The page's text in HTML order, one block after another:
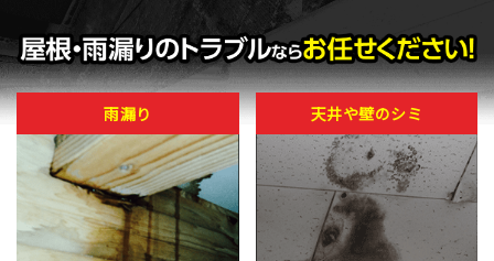
雨漏り 天井や壁のシミ